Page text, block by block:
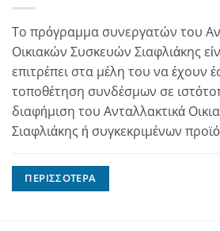
Το πρόγραμμα συνεργατών του
Οικιακών Συσκευών Σιαφλιάκης
επιτρέπει στα μέλη του να έχουν
τοποθέτηση συνδέσμων σε
διαφήμιση του Ανταλλακτικά
Σιαφλιάκης ή συγκεκριμένων
ΠΕΡΙΣΣΌΤΕΡΑ